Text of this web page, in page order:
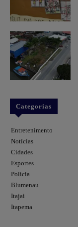
Categorias
Entretenimento
Notícias
Cidades
Esportes
Polícia
Blumenau
Itajai
Itapema